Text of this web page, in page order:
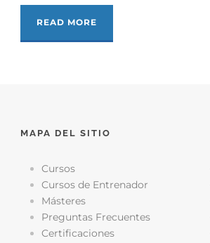
READ MORE
MAPA DEL SITIO
Cursos
Cursos de Entrenador
Másteres
Preguntas Frecuentes
Certificaciones